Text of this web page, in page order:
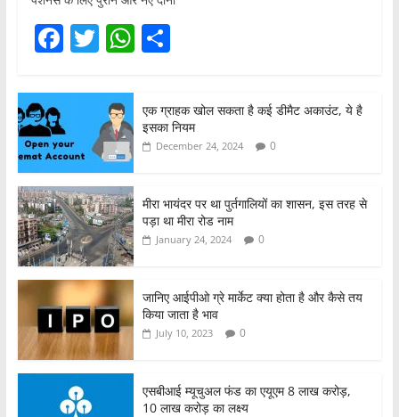
F
c
e
b
o
o
k
T
itt
er
W
s
A
p
S
e
एक ग्राहक खोल सकता है कई डीमैट अकाउंट, ये है
इसका नियम
December 24, 2024 0
मीरा भायंदर पर था पुर्तगालियों का शासन, इस तरह से
पड़ा था मीरा रोड नाम
January 24, 2024 0
जानिए आईपीओ ग्रे मार्केट क्या होता है और कैसे तय
किया जाता है भाव
July 10, 2023 0
एसबीआई म्यूचुअल फंड का एयूएम 8 लाख करोड़,
10 लाख करोड़ का लक्ष्य